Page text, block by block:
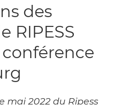
des
RIPESS
mai 2022 du Ripess